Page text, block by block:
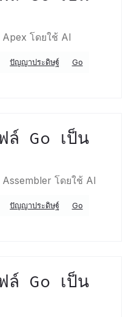
โดยใช้ AI
ปัญญาประดิษฐ์
Go
ล์ Go เป็น
โดยใช้ AI
ปัญญาประดิษฐ์
Go
ล์ Go เป็น